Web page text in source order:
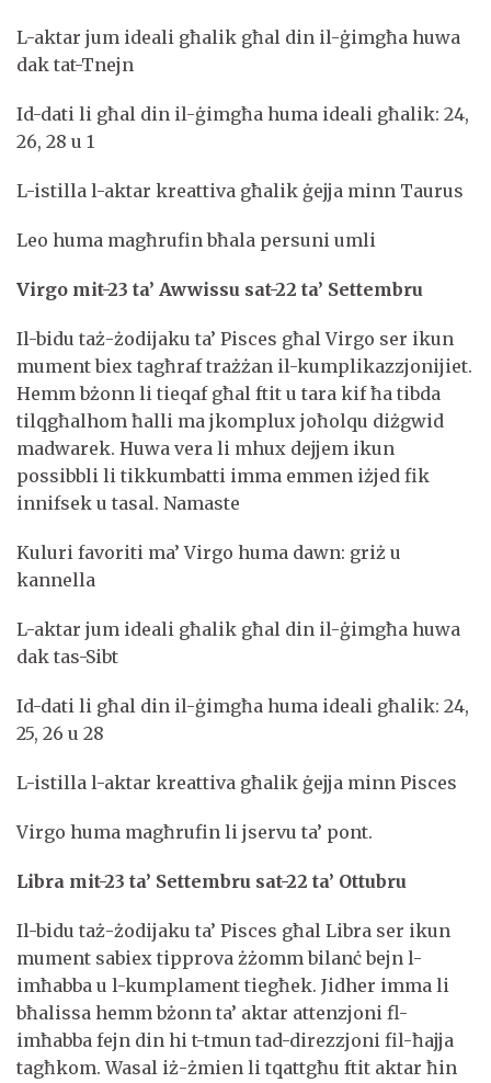
L-aktar jum ideali għalik għal din il-ġimgħa huwa
dak tat-Tnejn
Id-dati li għal din il-ġimgħa huma ideali għalik: 24,
26, 28 u 1
L-istilla l-aktar kreattiva għalik ġejja minn Taurus
Leo huma magħrufin bħala persuni umli
Virgo mit-23 ta’ Awwissu sat-22 ta’ Settembru
Il-bidu taż-żodijaku ta’ Pisces għal Virgo ser ikun
mument biex tagħraf trażżan il-kumplikazzjonijiet.
Hemm bżonn li tieqaf għal ftit u tara kif ħa tibda
tilqgħalhom ħalli ma jkomplux joħolqu diżgwid
madwarek. Huwa vera li mhux dejjem ikun
possibbli li tikkumbatti imma emmen iżjed fik
innifsek u tasal. Namaste
Kuluri favoriti ma’ Virgo huma dawn: griż u
kannella
L-aktar jum ideali għalik għal din il-ġimgħa huwa
dak tas-Sibt
Id-dati li għal din il-ġimgħa huma ideali għalik: 24,
25, 26 u 28
L-istilla l-aktar kreattiva għalik ġejja minn Pisces
Virgo huma magħrufin li jservu ta’ pont.
Libra mit-23 ta’ Settembru sat-22 ta’ Ottubru
Il-bidu taż-żodijaku ta’ Pisces għal Libra ser ikun
mument sabiex tipprova żżomm bilanċ bejn l-
imħabba u l-kumplament tiegħek. Jidher imma li
bħalissa hemm bżonn ta’ aktar attenzjoni fl-
imħabba fejn din hi t-tmun tad-direzzjoni fil-ħajja
tagħkom. Wasal iż-żmien li tqattgħu ftit aktar ħin